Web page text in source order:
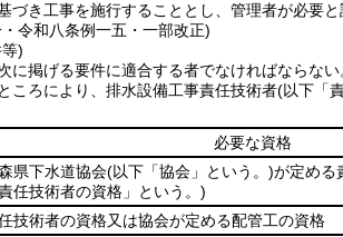
づき工事を施行することとし、管理者が必要
令和八条例一五・一部改正)
)
に掲げる要件に適合する者でなければならない
ころにより、排水設備工事責任技術者(以下「
必要な資格
県下水道協会(以下「協会」という。)が定める
責任技術者の資格」という。)
技術者の資格又は協会が定める配管工の資格